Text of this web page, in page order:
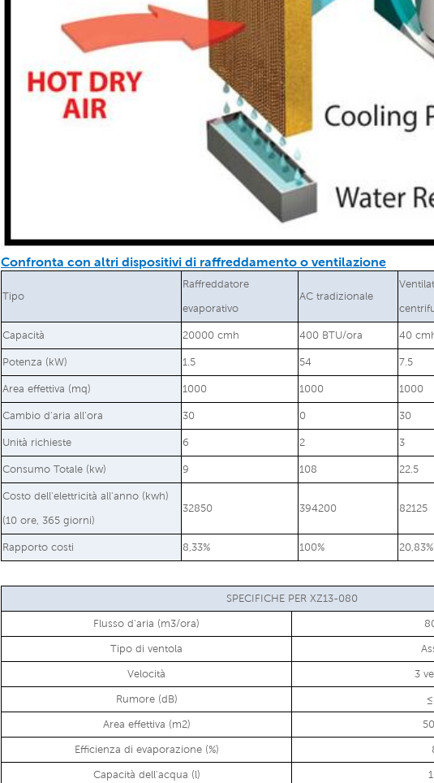
Confronta con altri dispositivi di raffreddamento o ventilazione
Tipo
Raffreddatore
evaporativo
AC tradizionale
Capacità 20000 cmh 400 BTU/ora 40
Potenza (kW) 1.5 54 7.5
Area effettiva (mq) 1000 1000 1000
Cambio d'aria all'ora 30 0 30
Unità richieste 6 2 3
Consumo Totale (kw) 9 108 22.5
Costo dell'elettricità all'anno (kwh)
(10 ore, 365 giorni)
32850 394200 82125
Rapporto costi 8,33% 100% 20,83%
SPECIFICHE PER XZ13-080
Flusso d'aria (m3/ora)
Tipo di ventola
Velocità 3
Rumore (dB)
Area effettiva (m2)
Efficienza di evaporazione (%)
Capacità dell'acqua (l)